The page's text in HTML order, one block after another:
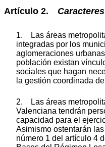
Artículo 2.
1. Las áreas
integradas por los
aglomeraciones
población existan
sociales que hagan
la gestión coordinada
2. Las áreas
Valenciana tendrán
capacidad para el
Asimismo ostentarán
número 1 del artículo 4